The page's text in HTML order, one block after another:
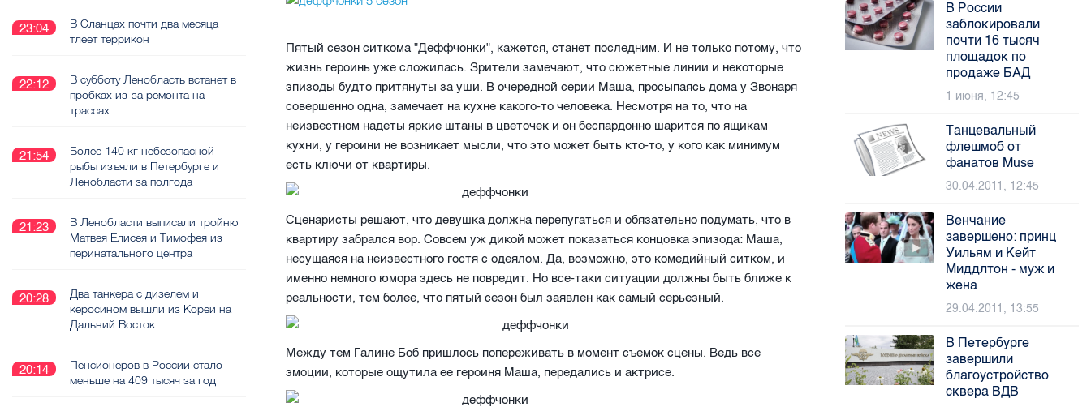
Пятый сезон ситкома "Деффчонки", кажется, станет последним. И не только потому, что
жизнь героинь уже сложилась. Зрители замечают, что сюжетные линии и некоторые
эпизоды будто притянуты за уши. В очередной серии Маша, просыпаясь дома у Звонаря
совершенно одна, замечает на кухне какого-то человека. Несмотря на то, что на
неизвестном надеты яркие штаны в цветочек и он беспардонно шарится по ящикам
кухни, у героини не возникает мысли, что это может быть кто-то, у кого как минимум
есть ключи от квартиры.
Сценаристы решают, что девушка должна перепугаться и обязательно подумать, что в
квартиру забрался вор. Совсем уж дикой может показаться концовка эпизода: Маша,
несущаяся на неизвестного гостя с одеялом. Да, возможно, это комедийный ситком, и
именно немного юмора здесь не повредит. Но все-таки ситуации должны быть ближе к
реальности, тем более, что пятый сезон был заявлен как самый серьезный.
Между тем Галине Боб пришлось попереживать в момент съемок сцены. Ведь все
эмоции, которые ощутила ее героиня Маша, передались и актрисе.
23:04
В Сланцах почти два месяца
тлеет террикон
22:12
В субботу Ленобласть встанет в
пробках из-за ремонта на
трассах
21:54
Более 140 кг небезопасной
рыбы изъяли в Петербурге и
Ленобласти за полгода
21:23
В Ленобласти выписали тройню
Матвея Елисея и Тимофея из
перинатального центра
20:28
Два танкера с дизелем и
керосином вышли из Кореи на
Дальний Восток
20:14
Пенсионеров в России стало
меньше на 409 тысяч за год
В России
заблокировали
почти 16 тысяч
площадок по
продаже БАД
1 июня, 12:45
Танцевальный
флешмоб от
фанатов Muse
30.04.2011, 12:45
Венчание
завершено: принц
Уильям и Кейт
Миддлтон - муж и
жена
29.04.2011, 13:55
В Петербурге
завершили
благоустройство
сквера ВДВ